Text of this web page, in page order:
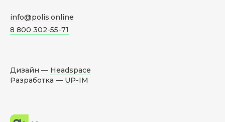
info@polis.online
8 800 302-55-71
Дизайн — Headspace
Разработка — UP-IM